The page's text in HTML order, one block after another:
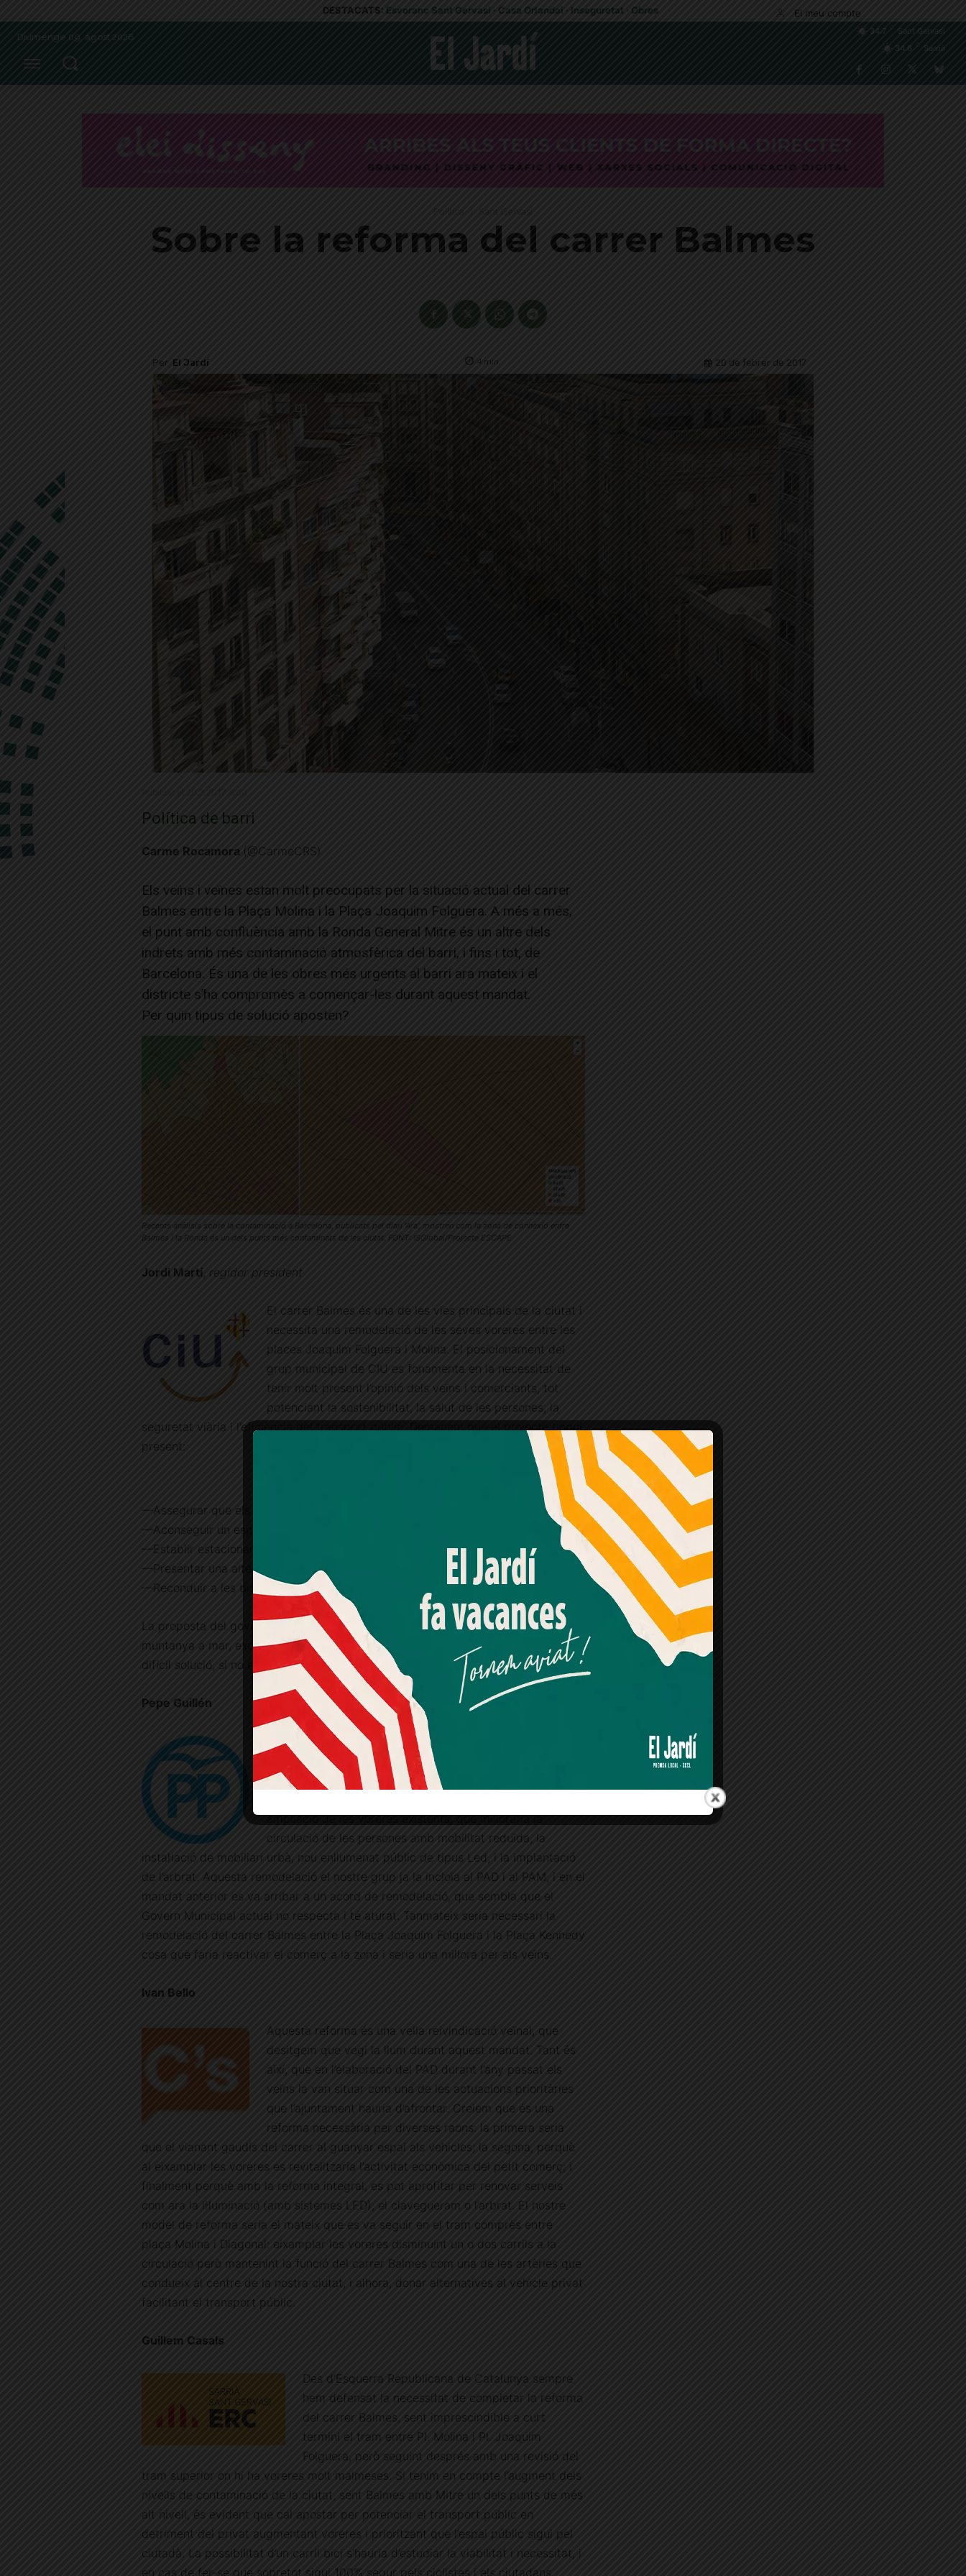
DESTACATS: Esvoranc Sant Gervasi · Casa Orlandai · Inseguretat · Obres El meu compte
Diumenge 09, agost 2026
34.7
Sant Gervasi
34.6
Sarrià
Sant Gervasi
Sobre la reforma del carrer Balmes
Per El Jardí 4min. 20 de febrer de 2017
Política de barri
Carme Rocamora (@CarmeCRS)
Els veïns i veïnes estan molt preocupats per la situació actual del carrer
Balmes entre la Plaça Molina i la Plaça Joaquim Folguera. A més a més,
el punt amb confluència amb la Ronda General Mitre és un altre dels
indrets amb més contaminació atmosfèrica del barri, i fins i tot, de
Barcelona. És una de les obres més urgents al barri ara mateix i el
districte s’ha compromès a començar-les durant aquest mandat.
Per quin tipus de solució aposten?
Recents anàlisis sobre la contaminació a Barcelona, publicats pel diari ‘Ara’, mostren com la zona de connexió entre
Balmes i la Ronda és un dels punts més contaminats de les ciutat. FONT: ISGlobal/Projecte ESCAPE
Jordi Martí regidor president
El carrer Balmes és una de les vies principals de la ciutat i
necessita una remodelació de les seves voreres entre les
places Joaquim Folguera i Molina. El posicionament del
grup municipal de CIU es fonamenta en la necessitat de
tenir molt present l’opinió dels veïns i comerciants, tot
potenciant la sostenibilitat, la salut de les persones, la
seguretat viària i l’eficiència del transport públic. Demanem que el projecte tingui
present:
—Assegurar que els veïns tinguin una participació activa en el procés.
—Aconseguir un espai amable i saludable pels vianants.
—Establir estacionament segregat en calçada per a motocicletes.
—Presentar una alternativa solvent d’aparcament regulat.
—Reconduir a les bicicletes per carrer pacificats, velocitat max. de 30 km/h.
La proposta del govern municipal actual, que planteja un únic carril de circulació
muntanya a mar, exclusiu per BUS, comporta una problemàtica de trànsit de
difícil solució, si no és gestionada de manera global a nivell Districte.
Pepe Guillén
Des del Grup Municipal del Partit Popular al Districte de
Sarrià-Sant Gervasi creiem que ha de ser una prioritat per
la ciutat de Barcelona la remodelació del carrer Balmes
ampliació de les voreres existents, que milloraria la
circulació de les persones amb mobilitat reduïda, la
instal·lació de mobiliari urbà, nou enllumenat públic de tipus Led, i la implantació
de l’arbrat. Aquesta remodelació el nostre grup ja la incloïa al PAD i al PAM, i en el
mandat anterior es va arribar a un acord de remodelació, que sembla que el
Govern Municipal actual no respecta i té aturat. Tanmateix seria necessari la
remodelació del carrer Balmes entre la Plaça Joaquim Folguera i la Plaça Kennedy
cosa que faria reactivar el comerç a la zona i seria una millora per als veïns.
Ivan Bello
Aquesta reforma és una vella reivindicació veïnal, que
desitgem que vegi la llum durant aquest mandat. Tant és
així, que en l’elaboració del PAD durant l’any passat els
veïns la van situar com una de les actuacions prioritàries
que l’ajuntament hauria d’afrontar. Creiem que és una
reforma necessària per diverses raons: la primera seria
que el vianant gaudís del carrer al guanyar espai als vehicles; la segona, perquè
al eixamplar les voreres es revitalitzaria l’activitat econòmica del petit comerç; i
finalment perquè amb la reforma integral, es pot aprofitar per renovar serveis
com ara la il·luminació (amb sistemes LED), el clavegueram o l’arbrat. El nostre
model de reforma seria el mateix que es va seguir en el tram comprès entre
plaça Molina i Diagonal: eixamplar les voreres disminuint un o dos carrils a la
circulació però mantenint la funció del carrer Balmes com una de les artèries que
condueix al centre de la nostra ciutat, i alhora, donar alternatives al vehicle privat
facilitant el transport públic.
Guillem Casals
Des d’Esquerra Republicana de Catalunya sempre
hem defensat la necessitat de completar la reforma
del carrer Balmes, sent imprescindible a curt
termini el tram entre Pl. Molina i Pl. Joaquim
Folguera, però seguint després amb una revisió del
tram superior on hi ha voreres molt malmeses. Si tenim en compte l’augment dels
nivells de contaminació de la ciutat, sent Balmes amb Mitre un dels punts de més
alt nivell, és evident que cal apostar per potenciar el transport públic en
detriment del privat augmentant voreres i prioritzant que l’espai públic sigui pel
ciutadà. La possibilitat d’un carril bici s’hauria d’estudiar la viabilitat i necessitat, i
en cas de fer-se que sobretot sigui 100% segur pels ciclistes i els ciutadans.
Amb el seu acord, nosaltres fem servir galetes o
tecnologies similars per emmagatzemar, accedir i
processar dades personals com la seva visita a aquest lloc
web. Pot retirar el seu consentiment o oposar-se al
processament de dades basat en interessos legítims en
qualsevol moment fent clic a "Ajustos de cookies" o a la
nostra Política de privacitat en aquest lloc web. Si cliques
"acceptar" dones el teu consentiment
Més informació Acceptar Rebutjar tot
Quan l’usuari crea un compte al Diari el Jardí, dona el seu
consentiment explícit per rebre comunicacions
informatives relacionades amb el servei. Aquest
consentiment pot ser revocat en qualsevol moment
mitjançant l’enllaç de baixa present a tots els correus.